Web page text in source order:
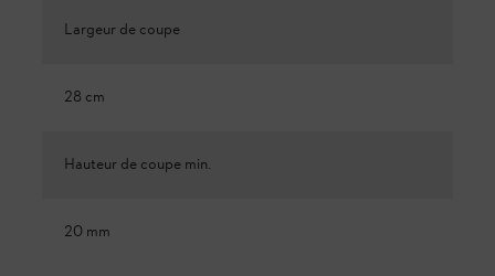
Largeur de coupe
28 cm
Hauteur de coupe min.
20 mm